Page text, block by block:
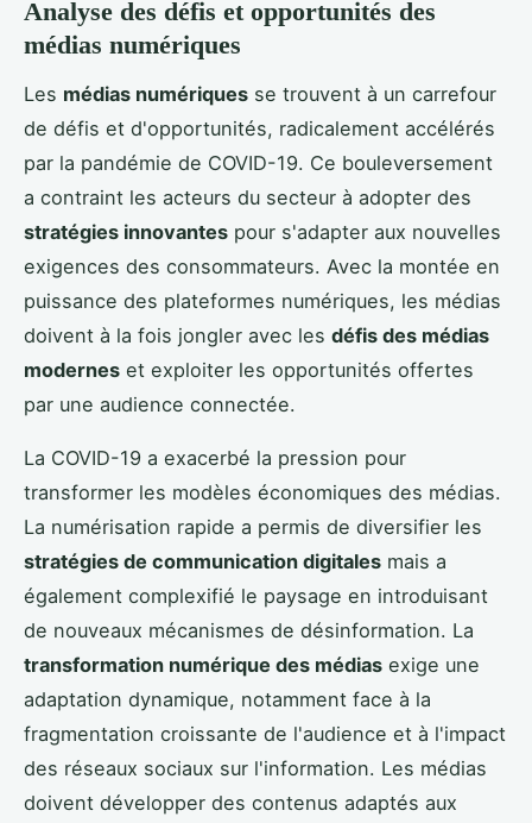
Analyse des défis et opportunités des
médias numériques
Les médias numériques se trouvent à un carrefour
de défis et d'opportunités, radicalement accélérés
par la pandémie de COVID-19. Ce bouleversement
a contraint les acteurs du secteur à adopter des
stratégies innovantes pour s'adapter aux nouvelles
exigences des consommateurs. Avec la montée en
puissance des plateformes numériques, les médias
doivent à la fois jongler avec les défis des médias
modernes et exploiter les opportunités offertes
par une audience connectée.
La COVID-19 a exacerbé la pression pour
transformer les modèles économiques des médias.
La numérisation rapide a permis de diversifier les
stratégies de communication digitales mais a
également complexifié le paysage en introduisant
de nouveaux mécanismes de désinformation. La
transformation numérique des médias exige une
adaptation dynamique, notamment face à la
fragmentation croissante de l'audience et à l'impact
des réseaux sociaux sur l'information. Les médias
doivent développer des contenus adaptés aux